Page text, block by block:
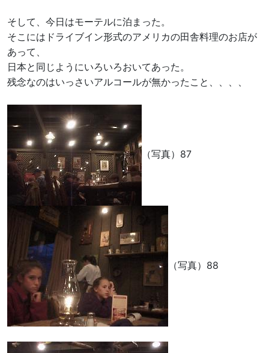
そして、今日はモーテルに泊まった。
そこにはドライブイン形式のアメリカの田舎料理のお店が
あって、
日本と同じようにいろいろおいてあった。
残念なのはいっさいアルコールが無かったこと、、、、
（写真）87
（写真）88